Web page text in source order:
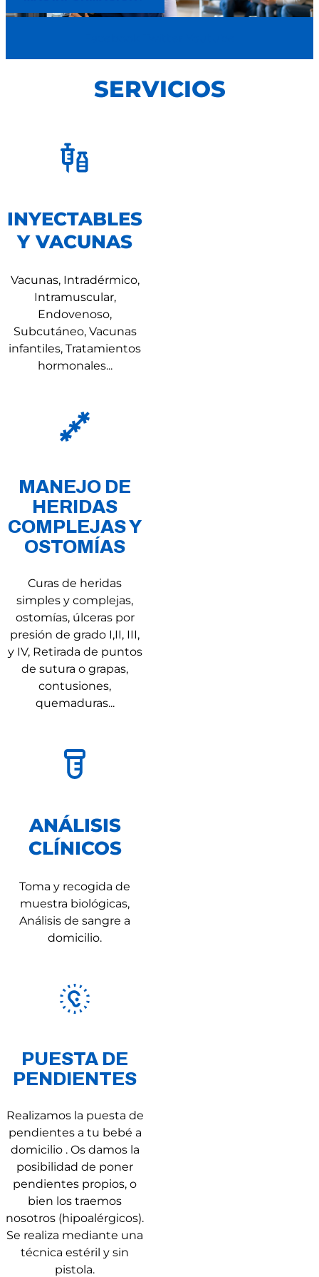
SERVICIOS
INYECTABLES
Y VACUNAS
Vacunas, Intradérmico,
Intramuscular,
Endovenoso,
Subcutáneo, Vacunas
infantiles, Tratamientos
hormonales...
MANEJO DE
HERIDAS
COMPLEJAS Y
OSTOMÍAS
Curas de heridas
simples y complejas,
ostomías, úlceras por
presión de grado I,II, III,
y IV, Retirada de puntos
de sutura o grapas,
contusiones,
quemaduras...
ANÁLISIS
CLÍNICOS
Toma y recogida de
muestra biológicas,
Análisis de sangre a
domicilio.
PUESTA DE
PENDIENTES
Realizamos la puesta de
pendientes a tu bebé a
domicilio . Os damos la
posibilidad de poner
pendientes propios, o
bien los traemos
nosotros (hipoalérgicos).
Se realiza mediante una
técnica estéril y sin
pistola.